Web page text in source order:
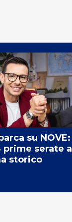
su NOVE:
serate a
storico